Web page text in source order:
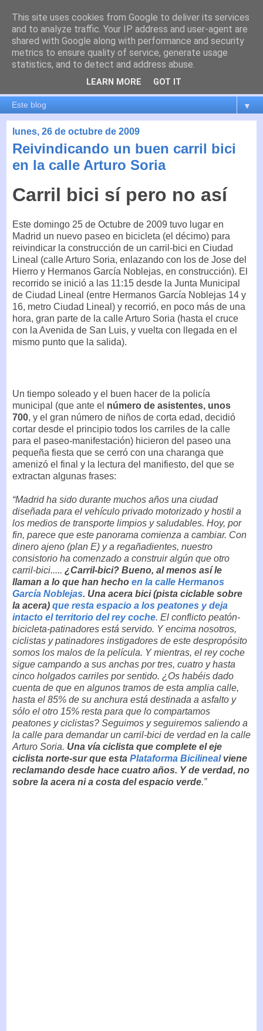
es por madrid
El blog de Madrid y su actualidad, proyectos, transporte,
movilidad, arquitectura, participación, medio ambiente,
educación, empleo, ...
▼
lunes, 26 de octubre de 2009
Reivindicando un buen carril bici
en la calle Arturo Soria
Carril bici sí pero no así
Este domingo 25 de Octubre de 2009 tuvo lugar en
Madrid un nuevo paseo en bicicleta (el décimo) para
reivindicar la construcción de un carril-bici en Ciudad
Lineal (calle Arturo Soria, enlazando con los de Jose del
Hierro y Hermanos García Noblejas, en construcción). El
recorrido se inició a las 11:15 desde la Junta Municipal
de Ciudad Lineal (entre Hermanos García Noblejas 14 y
16, metro Ciudad Lineal) y recorrió, en poco más de una
hora, gran parte de la calle Arturo Soria (hasta el cruce
con la Avenida de San Luis, y vuelta con llegada en el
mismo punto que la salida).
Un tiempo soleado y el buen hacer de la policía
municipal (que ante el número de asistentes, unos
700, y el gran número de niños de corta edad, decidió
cortar desde el principio todos los carriles de la calle
para el paseo-manifestación) hicieron del paseo una
pequeña fiesta que se cerró con una charanga que
amenizó el final y la lectura del manifiesto, del que se
extractan algunas frases:
“Madrid ha sido durante muchos años una ciudad
diseñada para el vehículo privado motorizado y hostil a
los medios de transporte limpios y saludables. Hoy, por
fin, parece que este panorama comienza a cambiar. Con
dinero ajeno (plan E) y a regañadientes, nuestro
consistorio ha comenzado a construir algún que otro
carril-bici..... ¿Carril-bici? Bueno, al menos así le
llaman a lo que han hecho en la calle Hermanos
García Noblejas. Una acera bici (pista ciclable sobre
la acera) que resta espacio a los peatones y deja
intacto el territorio del rey coche. El conflicto peatón-
bicicleta-patinadores está servido. Y encima nosotros,
ciclistas y patinadores instigadores de este despropósito
somos los malos de la película. Y mientras, el rey coche
sigue campando a sus anchas por tres, cuatro y hasta
cinco holgados carriles por sentido. ¿Os habéis dado
cuenta de que en algunos tramos de esta amplia calle,
hasta el 85% de su anchura está destinada a asfalto y
sólo el otro 15% resta para que lo compartamos
peatones y ciclistas? Seguimos y seguiremos saliendo a
la calle para demandar un carril-bici de verdad en la calle
Arturo Soria. Una vía ciclista que complete el eje
ciclista norte-sur que esta Plataforma Bicilinealviene
reclamando desde hace cuatro años. Y de verdad, no
sobre la acera ni a costa del espacio verde.”
This site uses cookies from Google to deliver its services
and to analyze traffic. Your IP address and user-agent are
shared with Google along with performance and security
metrics to ensure quality of service, generate usage
statistics, and to detect and address abuse.
LEARN MORE GOT IT